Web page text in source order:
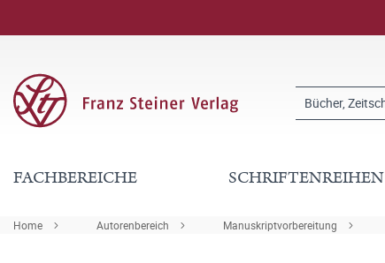
FACHBEREICHE SCHRIFTENREIHEN
Home Autorenbereich Manuskriptvorbereitung